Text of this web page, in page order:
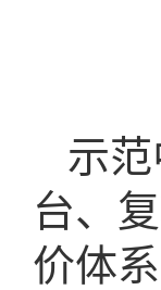
示
台、
价体